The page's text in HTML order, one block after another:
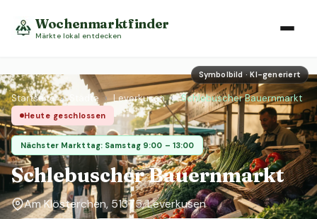
Wochenmarktfinder
Märkte lokal entdecken
Symbolbild · KI-generiert
Startseite › Städte › Leverkusen › Schlebuscher Bauernmarkt
Heute geschlossen
Nächster Markttag: Samstag 9:00 – 13:00
Schlebuscher Bauernmarkt
Am Klösterchen, 51375, Leverkusen